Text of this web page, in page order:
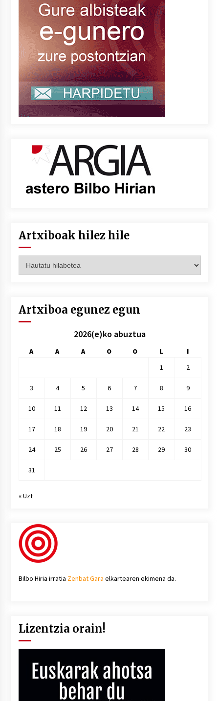
Artxiboak hilez hile
hilez
Artxiboa egunez egun
2026(e)ko abuztua
A A A O O L
I
1
2
3 4 5 6 7 8 9
10 11 12 13 14 15 16
17 18 19 20 21 22 23
24 25 26 27 28 29 30
31
« Uzt
Bilbo Hiria irratia Zenbat Gara elkartearen ekimena da.
Lizentzia orain!